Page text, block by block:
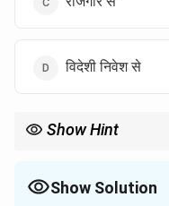
विदेशी निवेश से
Show Hint
Show Solution